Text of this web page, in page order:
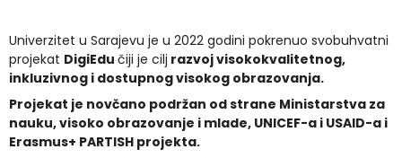
Univerzitet u Sarajevu je u 2022 godini pokrenuo svobuhvatni
projekat DigiEdu čiji je cilj razvoj visokokvalitetnog,
inkluzivnog i dostupnog visokog obrazovanja.
Projekat je novčano podržan od strane Ministarstva za
nauku, visoko obrazovanje i mlade, UNICEF-a i USAID-a i
Erasmus+ PARTISH projekta.